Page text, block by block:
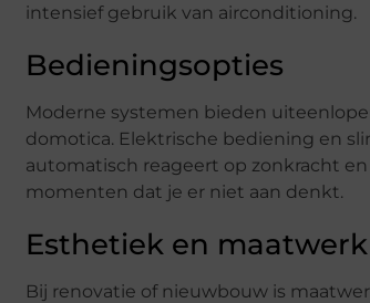
intensief gebruik van airconditioning.
Bedieningsopties
Moderne systemen bieden
domotica. Elektrische bediening en
automatisch reageert op zonkracht
momenten dat je er niet aan denkt.
Esthetiek en maatwerk
Bij renovatie of nieuwbouw is